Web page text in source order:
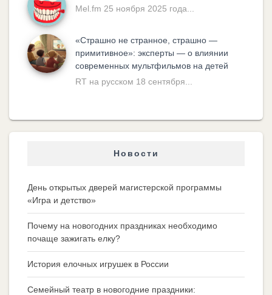
Mel.fm 25 ноября 2025 года...
«Cтрашно не странное, страшно —
примитивное»: эксперты — о влиянии
современных мультфильмов на детей
RT на русском 18 сентября...
Новости
День открытых дверей магистерской программы
«Игра и детство»
Почему на новогодних праздниках необходимо
почаще зажигать елку?
История елочных игрушек в России
Семейный театр в новогодние праздники: